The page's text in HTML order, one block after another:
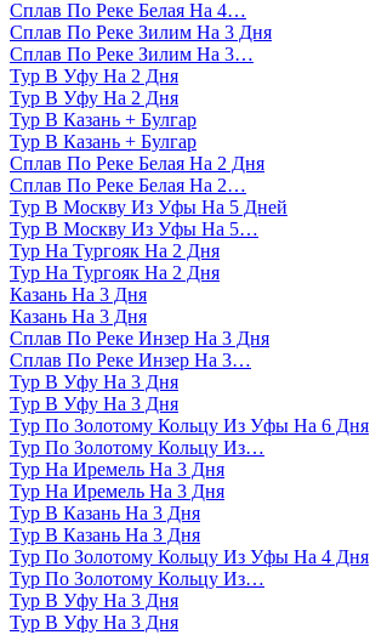
Сплав По Реке Белая На 4…
Сплав По Реке Зилим На 3 Дня
Сплав По Реке Зилим На 3…
Тур В Уфу На 2 Дня
Тур В Уфу На 2 Дня
Тур В Казань + Булгар
Тур В Казань + Булгар
Сплав По Реке Белая На 2 Дня
Сплав По Реке Белая На 2…
Тур В Москву Из Уфы На 5 Дней
Тур В Москву Из Уфы На 5…
Тур На Тургояк На 2 Дня
Тур На Тургояк На 2 Дня
Казань На 3 Дня
Казань На 3 Дня
Сплав По Реке Инзер На 3 Дня
Сплав По Реке Инзер На 3…
Тур В Уфу На 3 Дня
Тур В Уфу На 3 Дня
Тур По Золотому Кольцу Из Уфы На 6 Дня
Тур По Золотому Кольцу Из…
Тур На Иремель На 3 Дня
Тур На Иремель На 3 Дня
Тур В Казань На 3 Дня
Тур В Казань На 3 Дня
Тур По Золотому Кольцу Из Уфы На 4 Дня
Тур По Золотому Кольцу Из…
Тур В Уфу На 3 Дня
Тур В Уфу На 3 Дня